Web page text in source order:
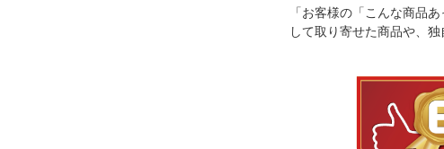
「お客様の「こんな商品
して取り寄せた商品や、